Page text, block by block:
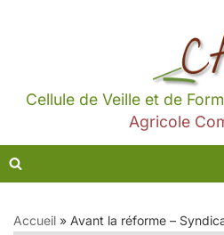
contenu
Cellule de Veille et de
Agricole
Accueil » Avant la réforme –